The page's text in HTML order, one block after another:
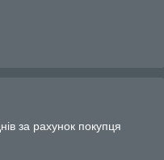
за рахунок покупця